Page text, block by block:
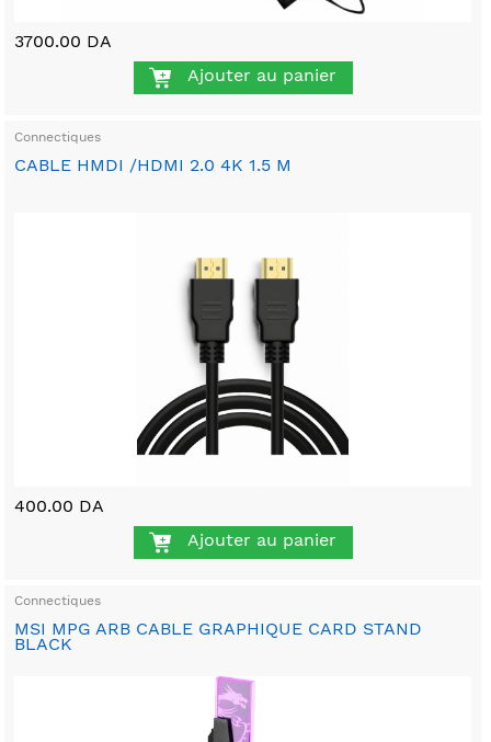
3700.00 DA
Ajouter au panier
Connectiques
CABLE HMDI /HDMI 2.0 4K 1.5 M
400.00 DA
Ajouter au panier
Connectiques
MSI MPG ARB CABLE GRAPHIQUE CARD STAND
BLACK